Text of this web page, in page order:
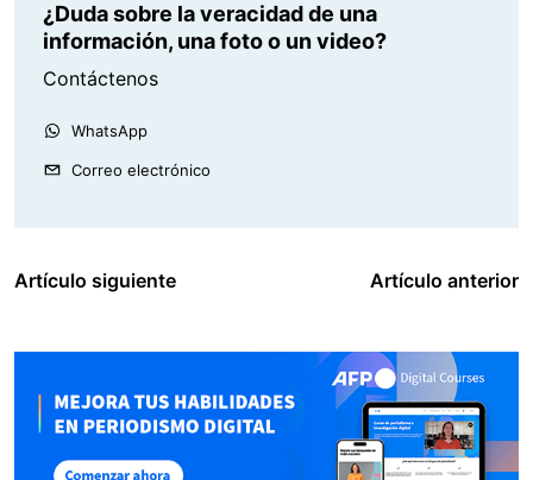
¿Duda sobre la veracidad de una
información, una foto o un video?
Contáctenos
WhatsApp
Correo electrónico
Artículo siguiente Artículo anterior